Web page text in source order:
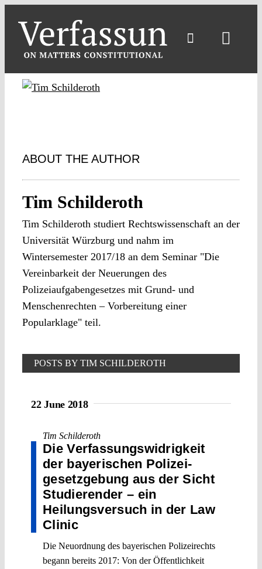
content
ABOUT THE AUTHOR
Tim Schilderoth
Tim Schilderoth studiert Rechtswissenschaft an der
Universität Würzburg und nahm im
Wintersemester 2017/18 an dem Seminar "Die
Vereinbarkeit der Neuerungen des
Polizeiaufgabengesetzes mit Grund- und
Menschenrechten – Vorbereitung einer
Popularklage" teil.
POSTS BY TIM SCHILDEROTH
22 June 2018
Tim Schilderoth
Die Verfassungs­widrigkeit
der bayerischen Polizei­
gesetz­gebung aus der Sicht
Studierender – ein
Heilungsversuch in der Law
Clinic
Die Neuordnung des bayerischen Polizeirechts
begann bereits 2017: Von der Öffentlichkeit